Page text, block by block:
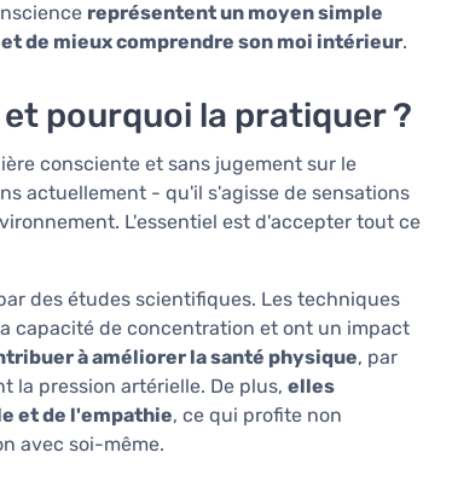
représentent un moyen simple
de mieux comprendre son moi intérieur.
pourquoi la pratiquer ?
consciente et sans jugement sur le
actuellement - qu'il s'agisse de sensations
L'essentiel est d'accepter tout ce
des études scientifiques. Les techniques
capacité de concentration et ont un impact
à améliorer la santé physique, par
la pression artérielle. De plus, elles
et de l'empathie, ce qui profite non
avec soi-même.